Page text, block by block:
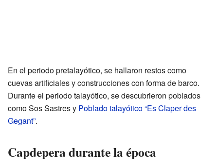
En el periodo pretalayótico, se hallaron restos como
cuevas artificiales y construcciones con forma de barco.
Durante el periodo talayótico, se descubrieron poblados
como Sos Sastres y Poblado talayótico “Es Claper des
Gegant”.
Capdepera durante la época